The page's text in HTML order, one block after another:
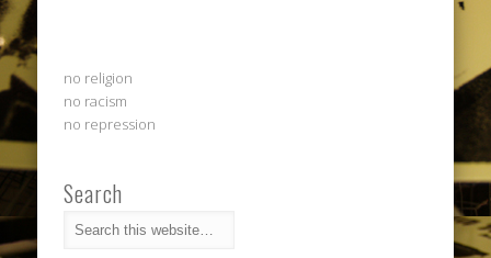
no religion
no racism
no repression
Search